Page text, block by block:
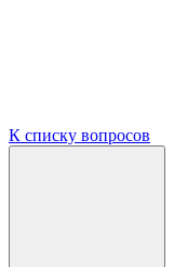
К списку вопросов